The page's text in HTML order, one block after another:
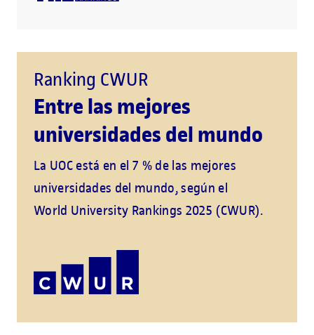
Ranking CWUR
Entre las mejores
universidades del mundo
La UOC está en el 7 % de las mejores
universidades del mundo, según el
World University Rankings 2025 (CWUR).